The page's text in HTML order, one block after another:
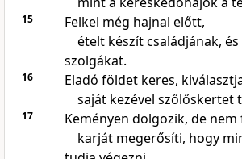
15
Felkel még hajnal előtt,
ételt készít családjának,
szolgákat.
16
Eladó földet keres,
saját kezével szőlőskertet
17
Keményen dolgozik, de nem
karját megerősíti, hogy